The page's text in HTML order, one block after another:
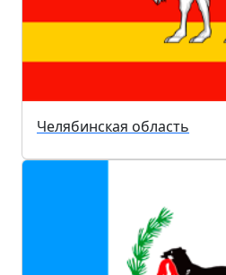
Челябинская область